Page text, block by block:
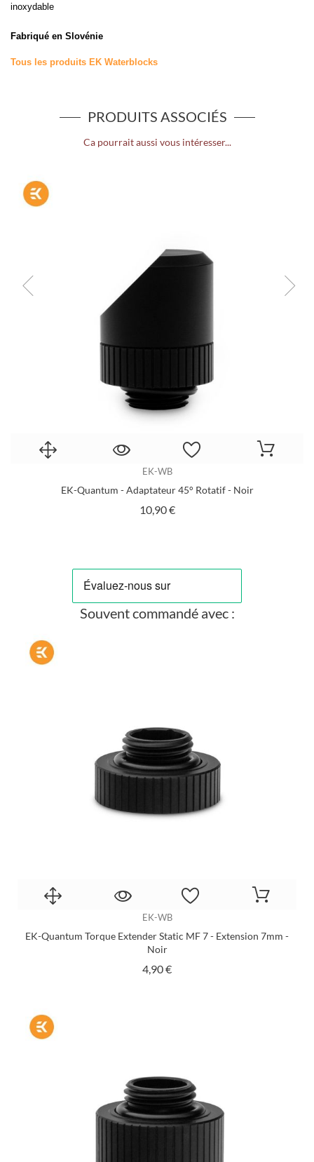
inoxydable
Fabriqué en Slovénie
Tous les produits EK Waterblocks
PRODUITS ASSOCIÉS
Ca pourrait aussi vous intéresser...
EK-WB
EK-Quantum - Adaptateur 45° Rotatif - Noir
10,90 €Prix
Souvent commandé avec :
EK-WB
EK-Quantum Torque Extender Static MF 7 - Extension 7mm -
Noir
4,90 €Prix